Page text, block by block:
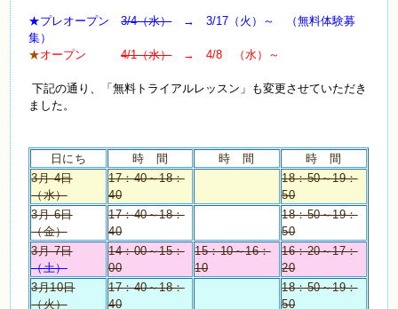
★プレオープン3/4（水）→ 3/17（火）～ （無料体験募
集）
★オープン4/1（水）→ 4/8 （水）～
下記の通り、「無料トライアルレッスン」も変更させていただき
ました。
日にち 時 間 時 間
時 間
3月 4日
（水）
17：40～18：
40
18：50～19：
50
3月 6日
（金）
17：40～18：
40
18：50～19：
50
3月 7日
（土）
14：00～15：
00
15：10～16：
10
16：20～17：
20
3月10日
（火）
17：40～18：
40
18：50～19：
50